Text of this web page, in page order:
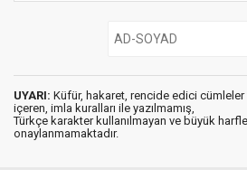
UYARI: Küfür, hakaret, rencide edici cümleler
içeren, imla kuralları ile yazılmamış,
Türkçe karakter kullanılmayan ve büyük
onaylanmamaktadır.